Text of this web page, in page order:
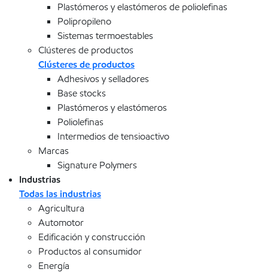
Plastómeros y elastómeros de poliolefinas
Polipropileno
Sistemas termoestables
Clústeres de productos
Clústeres de productos
Adhesivos y selladores
Base stocks
Plastómeros y elastómeros
Poliolefinas
Intermedios de tensioactivo
Marcas
Signature Polymers
Industrias
Todas las industrias
Agricultura
Automotor
Edificación y construcción
Productos al consumidor
Energía